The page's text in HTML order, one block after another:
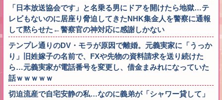
「日本放送協会です」と名乗る男にドアを開けたら地獄…テ
レビもないのに居座り脅迫してきたNHK集金人を警察に通報
して黙らせた←警察官の神対応に感謝しかない
テンプレ通りのDV・モラが原因で離婚。元義実家に「うっか
り」旧姓嫁子の名前で、FXや先物の資料請求を送り続けた
ら…元義実家が電話番号を変更し、借金まみれになっていた
話ｗｗｗｗｗ
切迫流産で自宅安静の私…なのに義弟が「シャワー貸して」